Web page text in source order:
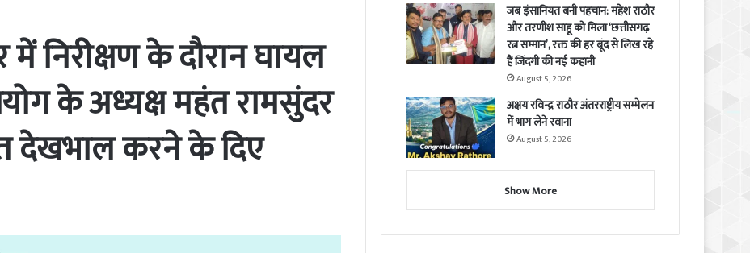
निरीक्षण के दौरान घायल
के अध्यक्ष महंत रामसुंदर
देखभाल करने के दिए
जब इंसानियत बनी पहचान: महेश राठौर
और तरणीश साहू को मिला ‘छत्तीसगढ़
रत्न सम्मान’, रक्त की हर बूंद से लिख रहे
हैं जिंदगी की नई कहानी
August 5, 2026
अक्षय रविन्द्र राठौर अंतरराष्ट्रीय सम्मेलन
में भाग लेने रवाना
August 5, 2026
Show More